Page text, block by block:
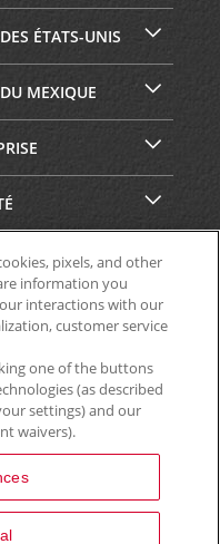
ÉTATS-UNIS
MEXIQUE
pixels, and other
information you
interactions with our
customer service
one of the buttons
(as described
settings) and our
waivers).